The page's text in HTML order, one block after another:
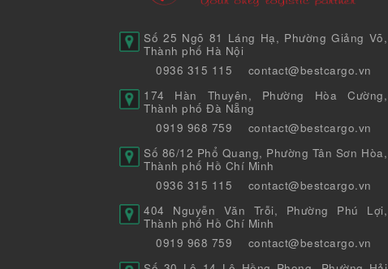
Số 25 Ngõ 81 Láng Hạ, Phường Giảng Võ,
Thành phố Hà Nội
0936 315 115
contact@bestcargo.vn
174 Hàn Thuyên, Phường Hòa Cường,
Thành phố Đà Nẵng
0919 968 759
contact@bestcargo.vn
Số 86/12 Phổ Quang, Phường Tân Sơn Hòa,
Thành phố Hồ Chí Minh
0936 315 115
contact@bestcargo.vn
404 Nguyễn Văn Trỗi, Phường Phú Lợi,
Thành phố Hồ Chí Minh
0919 968 759
contact@bestcargo.vn